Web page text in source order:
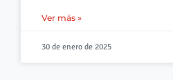
Ver más »
30 de enero de 2025